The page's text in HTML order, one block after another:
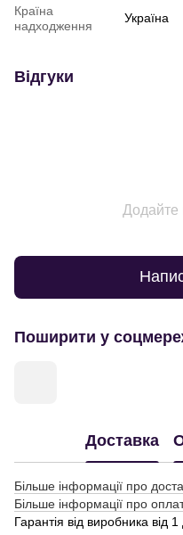
Країна
надходження
Україна
Відгуки
Додайте
Поширити у
Доставка
Більше інформації про
Більше інформації про
Гарантія від виробника від 1